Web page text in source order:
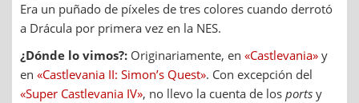
Era un puñado de píxeles de tres colores cuando derrotó
a Drácula por primera vez en la NES.
¿Dónde lo vimos?: Originariamente, en «Castlevania» y
en «Castlevania II: Simon’s Quest». Con excepción del
«Super Castlevania IV», no llevo la cuenta de los ports y